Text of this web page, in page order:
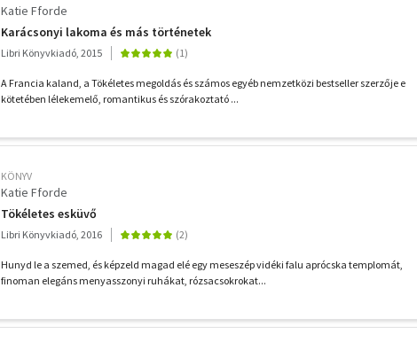
Katie Fforde
Karácsonyi lakoma és más történetek
Libri Könyvkiadó, 2015
A Francia kaland, a Tökéletes megoldás és számos egyéb nemzetközi bestseller szerzője e
kötetében lélekemelő, romantikus és szórakoztató ...
KÖNYV
Katie Fforde
Tökéletes esküvő
Libri Könyvkiadó, 2016
Hunyd le a szemed, és képzeld magad elé egy meseszép vidéki falu aprócska templomát,
finoman elegáns menyasszonyi ruhákat, rózsacsokrokat...